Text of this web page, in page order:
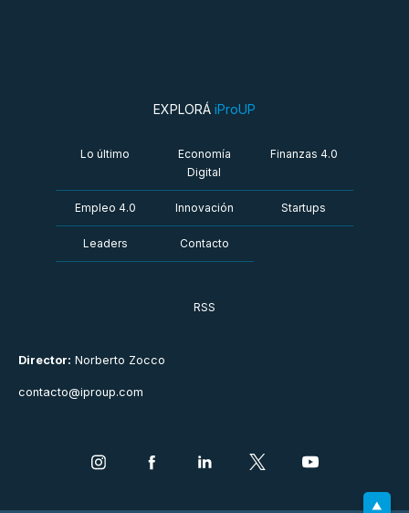
Director: Norberto Zocco
contacto@iproup.com
EXPLORÁ iProUP
Lo último
Economía
Digital
Finanzas 4.0
Empleo 4.0 Innovación Startups
Leaders Contacto
RSS